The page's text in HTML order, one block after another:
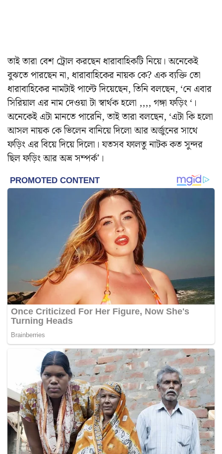
তাই তারা বেশ ট্রোল করছেন ধারাবাহিকটি নিয়ে। অনেকেই
বুঝতে পারছেন না, ধারাবাহিকের নায়ক কে? এক ব্যক্তি তো
ধারাবাহিকের নামটাই পাল্টে দিয়েছেন, তিনি বলছেন, ‘নে এবার
সিরিয়াল এর নাম দেওয়া টা স্বার্থক হলো ,,,, গঙ্গা ফড়িং ‘।
অনেকেই এটা মানতে পারেনি, তাই তারা বলছেন, ‘এটা কি হলো
আসল নায়ক কে ভিলেন বানিয়ে দিলো আর অর্জুনের সাথে
ফড়িং এর বিয়ে দিয়ে দিলো। যতসব ফালতু নাটক কত সুন্দর
ছিল ফড়িং আর অভ্র সম্পর্ক’।